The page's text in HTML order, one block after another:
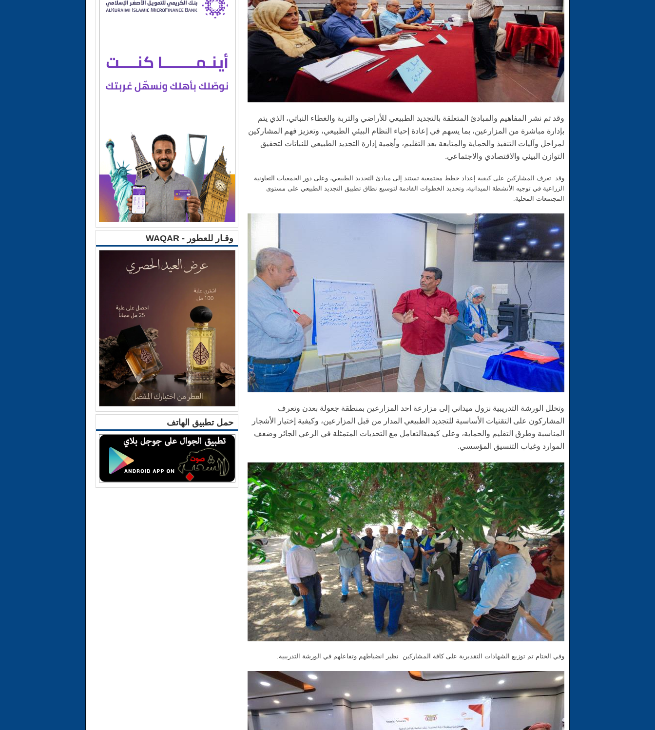
وقـار للعطور - WAQAR
حمل تطبيق الهاتف
وقد تم نشر المفاهيم والمبادئ المتعلقة بالتجديد الطبيعي للأراضي والتربة والغطاء النباتي، الذي يتم
بإدارة مباشرة من المزارعين، بما يسهم في إعادة إحياء النظام البيئي الطبيعي، وتعزيز فهم المشاركين
لمراحل وآليات التنفيذ والحماية والمتابعة بعد التقليم، وأهمية إدارة التجديد الطبيعي للنباتات لتحقيق
التوازن البيئي والاقتصادي والاجتماعي.
وقد تعرف المشاركين على كيفية إعداد خطط مجتمعية تستند إلى مبادئ التجديد الطبيعي، وعلى دور الجمعيات التعاونية
الزراعية في توجيه الأنشطة الميدانية، وتحديد الخطوات القادمة لتوسيع نطاق تطبيق التجديد الطبيعي على مستوى
المجتمعات المحلية.
وتخلل الورشة التدريبية نزول ميداني إلى مزارعة احد المزارعين بمنطقة جعولة بعدن وتعرف
المشاركون على التقنيات الأساسية للتجديد الطبيعي المدار من قبل المزارعين، وكيفية إختيار الأشجار
المناسبة وطرق التقليم والحماية، وعلى كيفيةالتعامل مع التحديات المتمثلة في الرعي الجائر وضعف
الموارد وغياب التنسيق المؤسسي.
وفي الختام تم توزيع الشهادات التقديرية على كافة المشاركين نظير انضباطهم وتفاعلهم في الورشة التدريبية.